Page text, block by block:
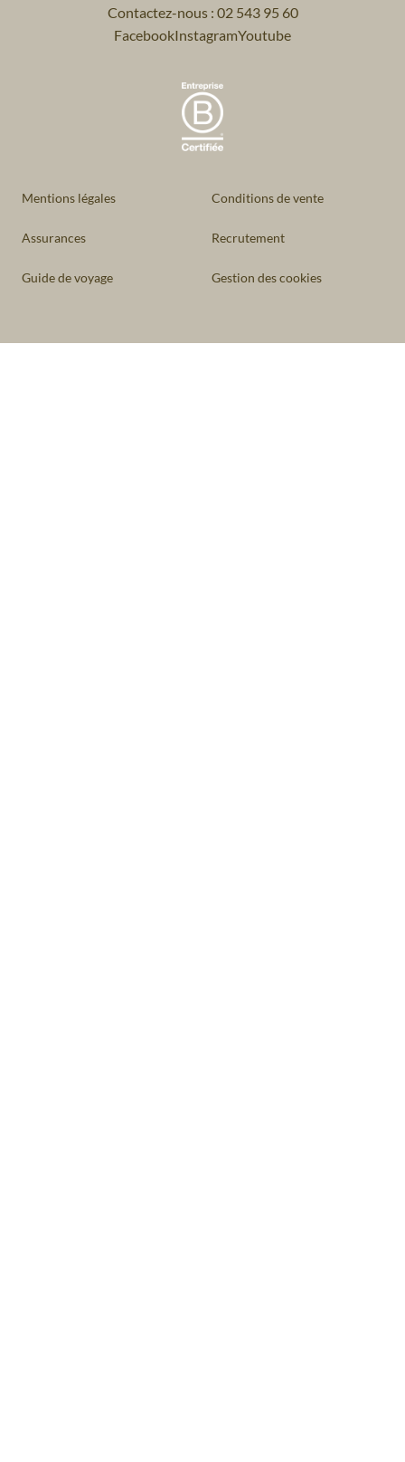
Contactez-nous : 02 543 95 60
FacebookInstagramYoutube
Mentions légales Conditions de vente
Assurances Recrutement
Guide de voyage Gestion des cookies